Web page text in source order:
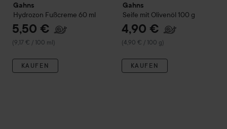
Gahns
Hydrozon Fußcreme 60 ml
5,50 €
(9,17 € / 100 ml)
KAUFEN
Gahns
Seife mit Olivenöl 100 g
4,90 €
(4,90 € / 100 g)
KAUFEN